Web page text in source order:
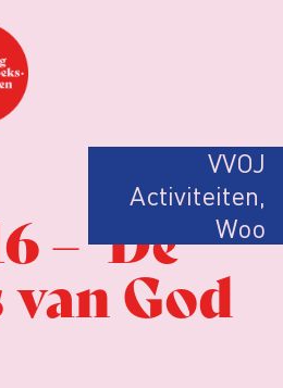
VVOJ
Activiteiten,
Woo
– ‘De
God